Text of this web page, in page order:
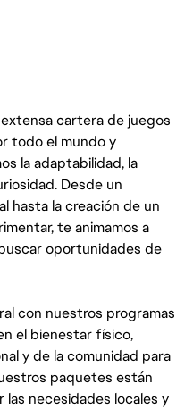
cartera de juegos
todo el mundo y
la adaptabilidad, la
Desde un
hasta la creación de un
te animamos a
oportunidades de
con nuestros programas
el bienestar físico,
y de la comunidad para
paquetes están
necesidades locales y